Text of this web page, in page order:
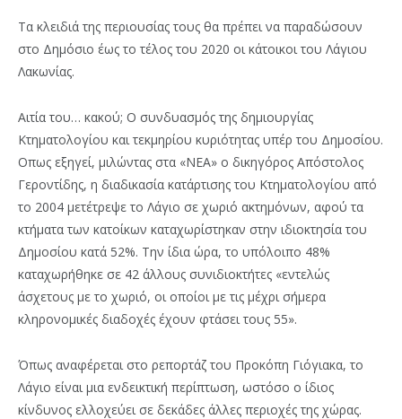
Τα κλειδιά της περιουσίας τους θα πρέπει να παραδώσουν
στο Δημόσιο έως το τέλος του 2020 οι κάτοικοι του Λάγιου
Λακωνίας.
Αιτία του… κακού; Ο συνδυασμός της δημιουργίας
Κτηματολογίου και τεκμηρίου κυριότητας υπέρ του Δημοσίου.
Οπως εξηγεί, μιλώντας στα «ΝΕΑ» ο δικηγόρος Απόστολος
Γεροντίδης, η διαδικασία κατάρτισης του Κτηματολογίου από
το 2004 μετέτρεψε το Λάγιο σε χωριό ακτημόνων, αφού τα
κτήματα των κατοίκων καταχωρίστηκαν στην ιδιοκτησία του
Δημοσίου κατά 52%. Την ίδια ώρα, το υπόλοιπο 48%
καταχωρήθηκε σε 42 άλλους συνιδιοκτήτες «εντελώς
άσχετους με το χωριό, οι οποίοι με τις μέχρι σήμερα
κληρονομικές διαδοχές έχουν φτάσει τους 55».
Όπως αναφέρεται στο ρεπορτάζ του Προκόπη Γιόγιακα, το
Λάγιο είναι μια ενδεικτική περίπτωση, ωστόσο ο ίδιος
κίνδυνος ελλοχεύει σε δεκάδες άλλες περιοχές της χώρας.